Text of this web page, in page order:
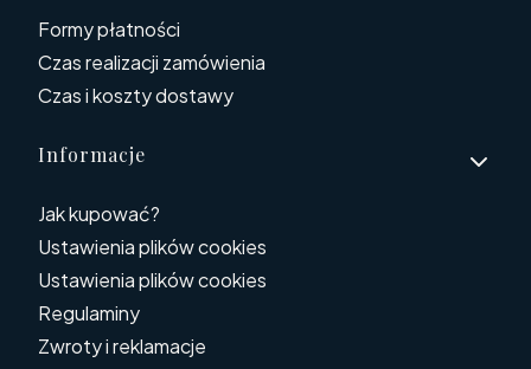
Formy płatności
Czas realizacji zamówienia
Czas i koszty dostawy
Informacje
Jak kupować?
Ustawienia plików cookies
Ustawienia plików cookies
Regulaminy
Zwroty i reklamacje